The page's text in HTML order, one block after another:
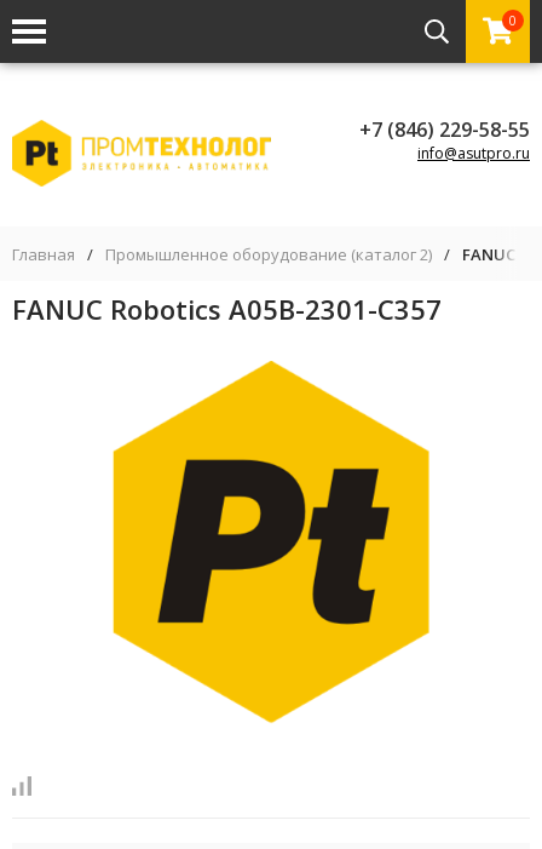
0
+7 (846) 229-58-55
info@asutpro.ru
Главная / Промышленное оборудование (каталог 2) / FANUC
FANUC Robotics A05B-2301-C357